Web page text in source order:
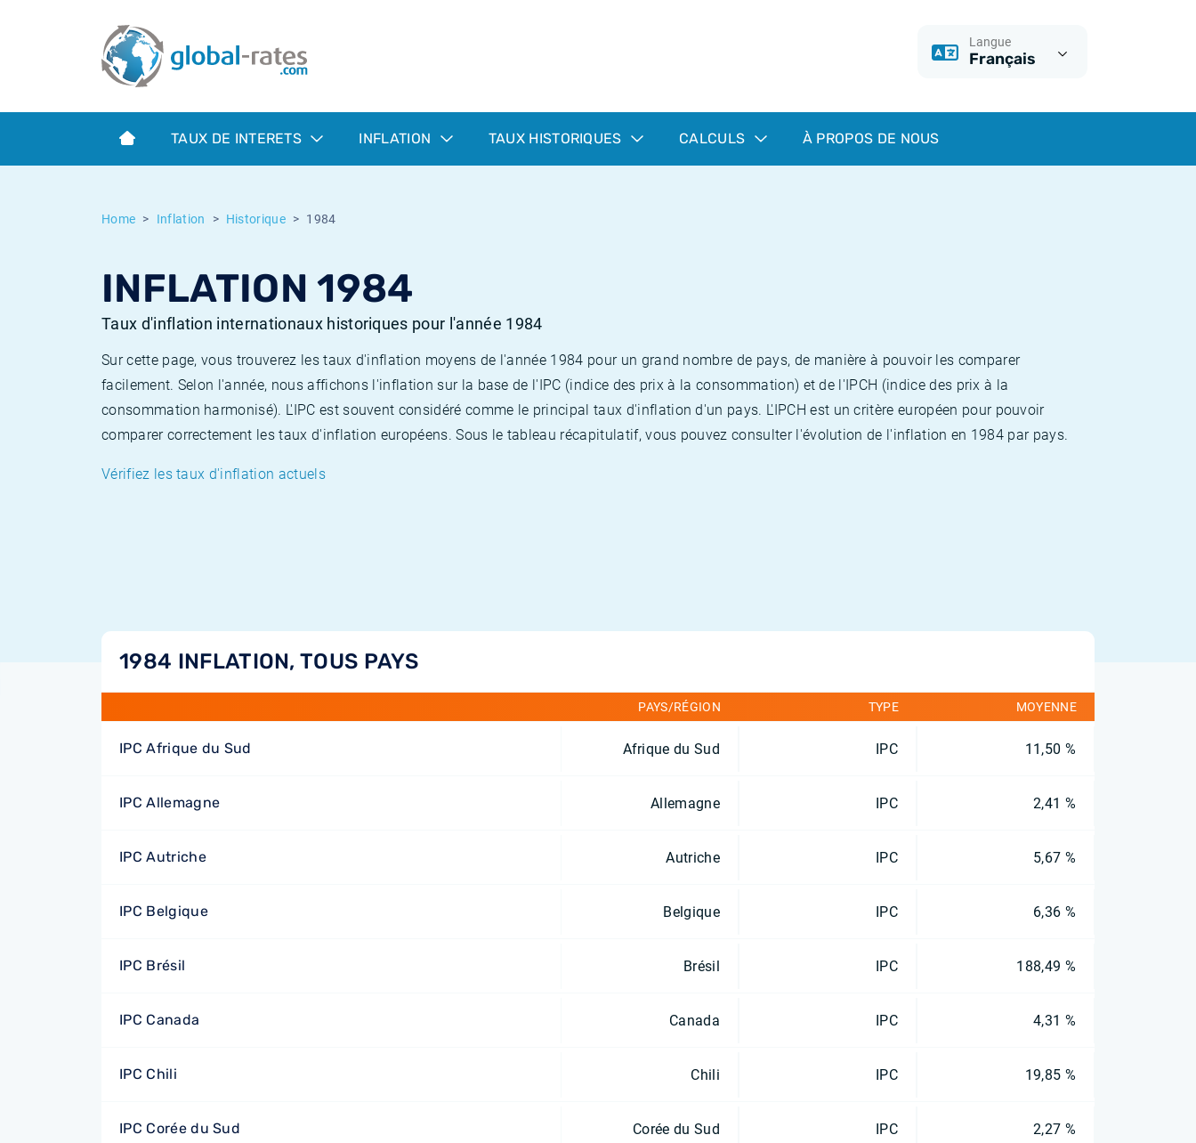
Langue
Français
TAUX DE INTERETS INFLATION TAUX HISTORIQUES CALCULS À PROPOS DE NOUS
Home Inflation Historique 1984
INFLATION 1984
Taux d'inflation internationaux historiques pour l'année 1984
Sur cette page, vous trouverez les taux d'inflation moyens de l'année 1984 pour un grand nombre de pays, de manière à pouvoir les comparer
facilement. Selon l'année, nous affichons l'inflation sur la base de l'IPC (indice des prix à la consommation) et de l'IPCH (indice des prix à la
consommation harmonisé). L'IPC est souvent considéré comme le principal taux d'inflation d'un pays. L'IPCH est un critère européen pour pouvoir
comparer correctement les taux d'inflation européens. Sous le tableau récapitulatif, vous pouvez consulter l'évolution de l'inflation en 1984 par pays.
Vérifiez les taux d'inflation actuels
1984 INFLATION, TOUS PAYS
PAYS/RÉGION TYPE MOYENNE
IPC Afrique du Sud Afrique du Sud IPC 11,50 %
IPC Allemagne Allemagne IPC 2,41 %
IPC Autriche Autriche IPC 5,67 %
IPC Belgique Belgique IPC 6,36 %
IPC Brésil Brésil IPC 188,49 %
IPC Canada Canada IPC 4,31 %
IPC Chili Chili IPC 19,85 %
IPC Corée du Sud Corée du Sud IPC 2,27 %
Term SOFR
Qu'est-ce que l'inflation IPC?
Qu'est-ce que l'inflation IPCH?
Taux Euribor historiques
Taux ESTER historiques
Taux d'inflation historiques
Calculateur d’inflation